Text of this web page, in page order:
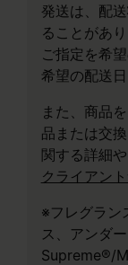
発送は、配
ることがあ
ご指定を希
希望の配送
また、商品
品または交
関する詳細
クライアン
※フレグラン
ス、アンダ
Supreme®/